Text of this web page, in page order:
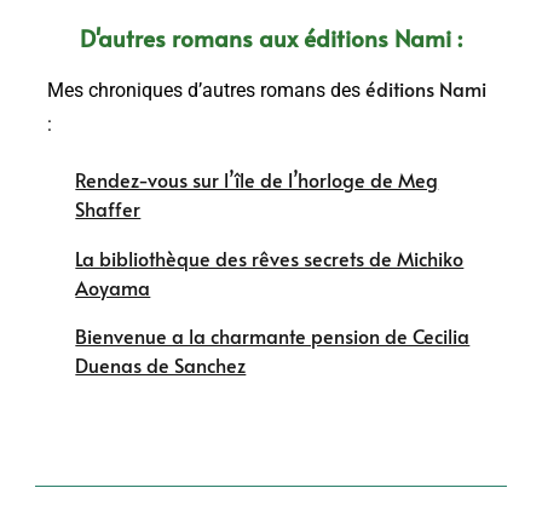
D'autres romans aux éditions Nami :
Mes chroniques d’autres romans des éditions Nami
:
Rendez-vous sur l’île de l’horloge de Meg
Shaffer
La bibliothèque des rêves secrets de Michiko
Aoyama
Bienvenue a la charmante pension de Cecilia
Duenas de Sanchez